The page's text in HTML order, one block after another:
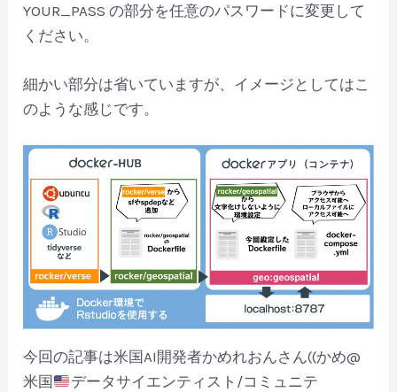
YOUR_PASS の部分を任意のパスワードに変更して
ください。
細かい部分は省いていますが、イメージとしてはこ
のような感じです。
今回の記事は米国AI開発者かめれおんさん((かめ@
米国
データサイエンティスト/コミュニテ